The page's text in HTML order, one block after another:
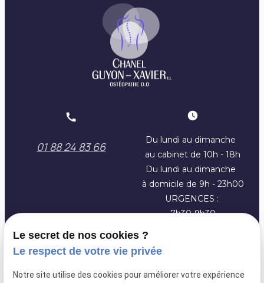
01 88 24 83 66
Du lundi au dimanche
au cabinet de 10h - 18h
Du lundi au dimanche
à domicile de 9h - 23h00
URGENCES :
7h30-9h30
Plan du site
Mentions
Le secret de nos cookies ?
Le respect de votre vie privée
Notre site utilise des cookies pour améliorer votre expérience